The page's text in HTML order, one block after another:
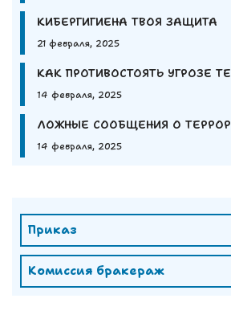
КИБЕРГИГИЕНА ТВОЯ ЗАЩИТА
21 февраля, 2025
КАК ПРОТИВОСТОЯТЬ УГРОЗЕ
14 февраля, 2025
ЛОЖНЫЕ СООБЩЕНИЯ О
14 февраля, 2025
Приказ
Комиссия бракераж